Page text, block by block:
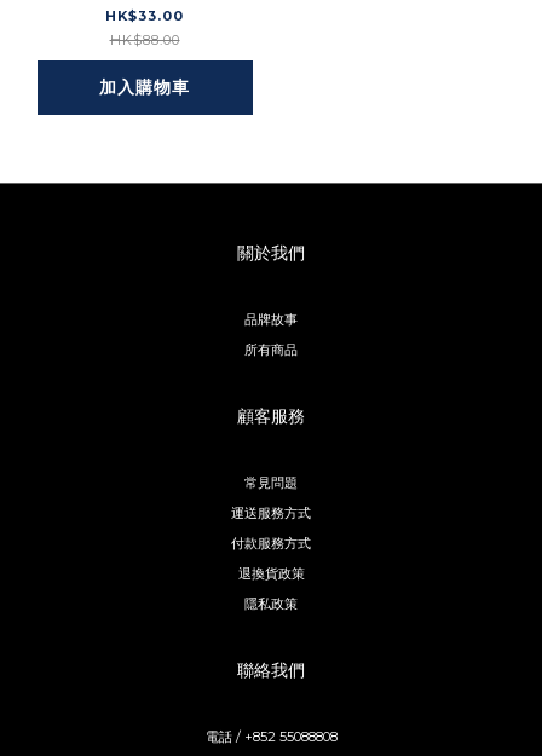
進口)
HK$33.00
HK$88.00
加入購物車
關於我們
品牌故事
所有商品
顧客服務
常見問題
運送服務方式
付款服務方式
退換貨政策
隱私政策
聯絡我們
電話 / +852 55088808